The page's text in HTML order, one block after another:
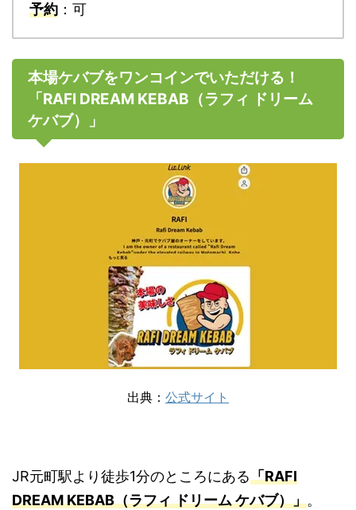
予約 ：可
本場ケバブをワンコインでいただける！
「RAFI DREAM KEBAB（ラフィ ドリーム
ケバブ）」
出典： 公式サイト
JR元町駅より徒歩1分のところにある「RAFI
DREAM KEBAB（ラフィ ドリーム ケバブ）」。